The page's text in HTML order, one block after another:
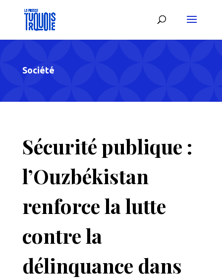
Société
Sécurité publique :
l’Ouzbékistan
renforce la lutte
contre la
délinquance dans